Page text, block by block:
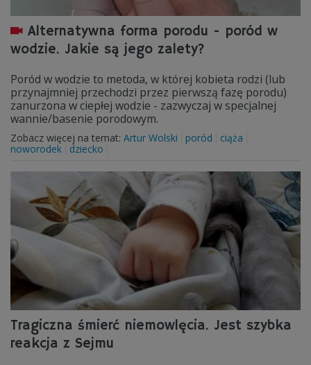
Alternatywna forma porodu - poród w
wodzie. Jakie są jego zalety?
Poród w wodzie to metoda, w której kobieta rodzi (lub
przynajmniej przechodzi przez pierwszą fazę porodu)
zanurzona w ciepłej wodzie - zazwyczaj w specjalnej
wannie/basenie porodowym.
Zobacz więcej na temat: Artur Wolski poród
ciąża
noworodek
dziecko
Tragiczna śmierć niemowlęcia. Jest szybka
reakcja z Sejmu